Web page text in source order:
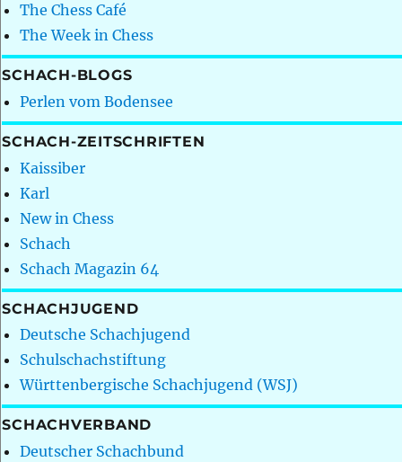
The Chess Café
The Week in Chess
SCHACH-BLOGS
Perlen vom Bodensee
SCHACH-ZEITSCHRIFTEN
Kaissiber
Karl
New in Chess
Schach
Schach Magazin 64
SCHACHJUGEND
Deutsche Schachjugend
Schulschachstiftung
Württenbergische Schachjugend (WSJ)
SCHACHVERBAND
Deutscher Schachbund